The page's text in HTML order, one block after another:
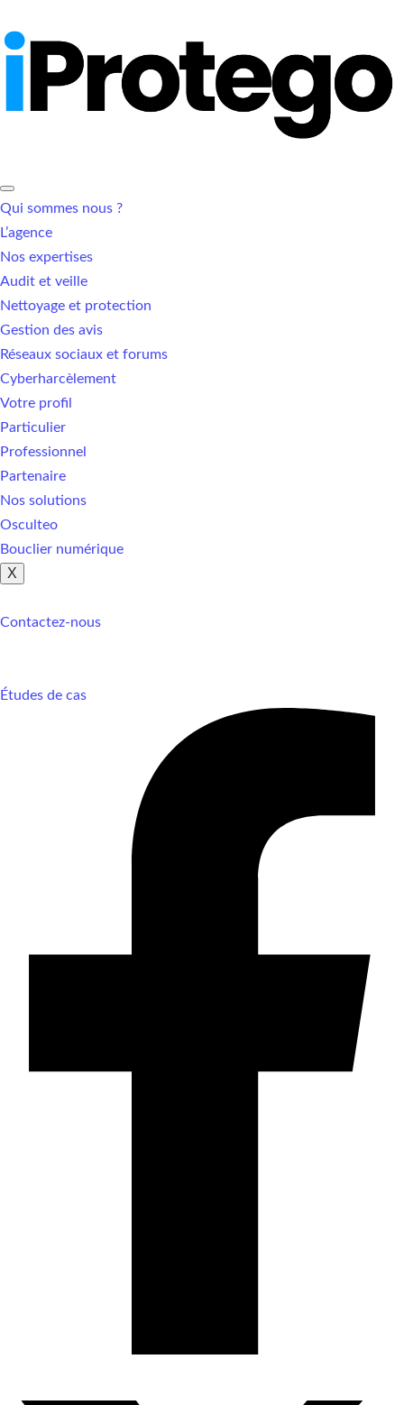
Qui sommes nous ?
L’agence
Nos expertises
Audit et veille
Nettoyage et protection
Gestion des avis
Réseaux sociaux et forums
Cyberharcèlement
Votre profil
Particulier
Professionnel
Partenaire
Nos solutions
Osculteo
Bouclier numérique
X
Contactez-nous
Études de cas